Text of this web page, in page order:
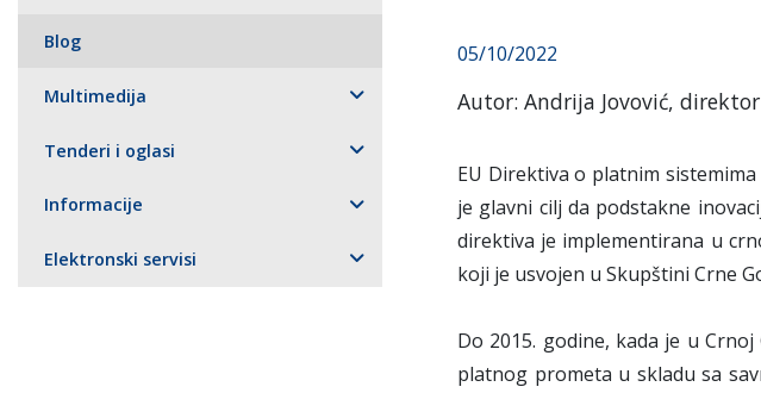
Blog
Multimedija
Tenderi i oglasi
Informacije
Elektronski servisi
05/10/2022
Autor: Andrija Jovović,
EU Direktiva o platnim
je glavni cilj da podstakne
direktiva je implementirana u
koji je usvojen u Skupštini Crne
Do 2015. godine, kada je u
platnog prometa u skladu sa